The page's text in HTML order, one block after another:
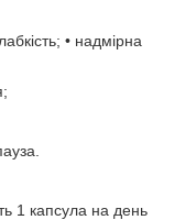
• надмірна
1 капсула на день